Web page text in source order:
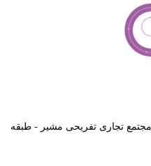
تجاری تفریحی مشیر - طبقه